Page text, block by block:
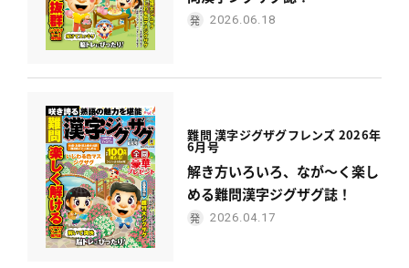
2026.06.18
難問 漢字ジグザグフレンズ 2026年
6月号
解き方いろいろ、なが〜く楽し
める難問漢字ジグザグ誌！
2026.04.17